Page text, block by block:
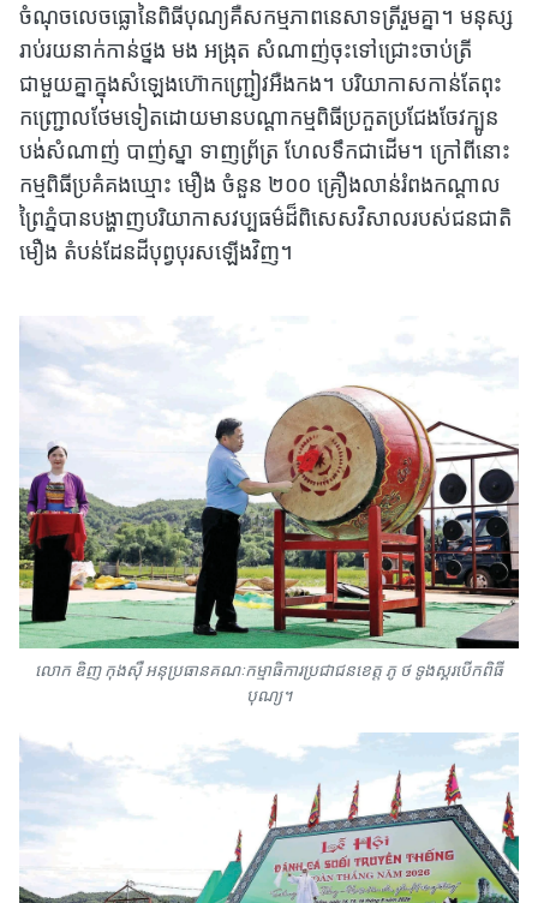
ចំណុចលេចធ្លោនៃពិធីបុណ្យគឺសកម្មភាពនេសាទត្រីរួមគ្នា។ មនុស្ស
រាប់រយនាក់កាន់ថ្នង មង អង្រុត សំណាញ់ចុះទៅជ្រោះចាប់ត្រី
ជាមួយគ្នាក្នុងសំឡេងហ៊ោកញ្ជ្រៀវអឺងកង។ បរិយាកាសកាន់តែពុះ
កញ្ជ្រោលថែមទៀតដោយមានបណ្តាកម្មពិធីប្រកួតប្រជែងចែវក្បូន
បង់សំណាញ់ បាញ់ស្នា ទាញព្រ័ត្រ ហែលទឹកជាដើម។ ក្រៅពីនោះ
កម្មពិធីប្រគំគងឃ្មោះ មឿង ចំនួន ២០០ គ្រឿងលាន់រំពងកណ្តាល
ព្រៃភ្នំបានបង្ហាញបរិយាកាសវប្បធម៌ដ៏ពិសេសវិសាលរបស់ជនជាតិ
មឿង តំបន់ដែនដីបុព្វបុរសឡើងវិញ។
លោក ឌិញ កុងស៊ឺ អនុប្រធានគណៈកម្មាធិការប្រជាជនខេត្ត ភូ ថ ទូងស្គរបើកពិធី
បុណ្យ។